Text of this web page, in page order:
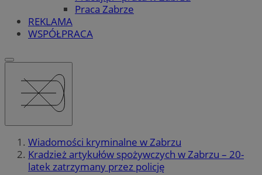
Praca Zabrze
REKLAMA
WSPÓŁPRACA
Wiadomości kryminalne w Zabrzu
Kradzież artykułów spożywczych w Zabrzu – 20-
latek zatrzymany przez policję